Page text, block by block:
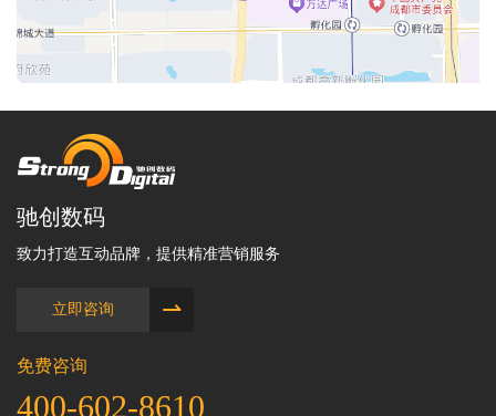
驰创数码
致力打造互动品牌，提供精准营销服务
立即咨询 ⇀
免费咨询
400-602-8610